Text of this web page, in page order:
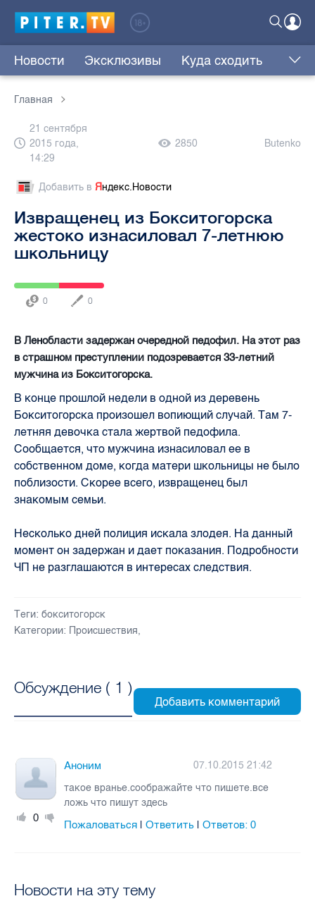
Новости Эксклюзивы Куда сходить
Главная
21 сентября
2015 года,
14:29
2850 Butenko
Добавить в Яндекс.Новости
Извращенец из Бокситогорска
жестоко изнасиловал 7-летнюю
школьницу
0 0
В Ленобласти задержан очередной педофил. На этот раз
в страшном преступлении подозревается 33-летний
мужчина из Бокситогорска.
В конце прошлой недели в одной из деревень
Бокситогорска произошел вопиющий случай. Там 7-
летняя девочка стала жертвой педофила.
Сообщается, что мужчина изнасиловал ее в
собственном доме, когда матери школьницы не было
поблизости. Скорее всего, извращенец был
знакомым семьи.
Несколько дней полиция искала злодея. На данный
момент он задержан и дает показания. Подробности
ЧП не разглашаются в интересах следствия.
Теги: бокситогорск
Категории: Происшествия,
Обсуждение ( 1 )
0
Аноним
07.10.2015 21:42
такое вранье.соображайте что пишете.все
ложь что пишут здесь
Пожаловаться |Ответить |Ответов:0
Новости на эту тему